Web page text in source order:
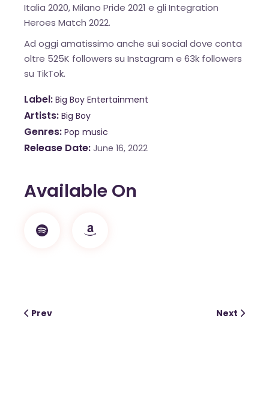
OK
Cookies Policy
Italia 2020, Milano Pride 2021 e gli Integration
Heroes Match 2022.
Ad oggi amatissimo anche sui social dove conta
oltre 525K followers su Instagram e 63k followers
su TikTok.
Label Big Boy Entertainment
Artists Big Boy
Genres Pop music
Release Date June 16, 2022
Available On
Prev Next